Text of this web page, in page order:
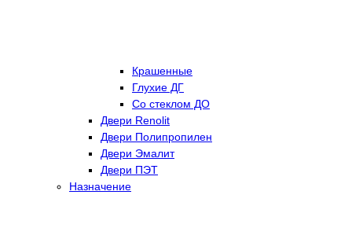
Крашенные
Глухие ДГ
Со стеклом ДО
Двери Renolit
Двери Полипропилен
Двери Эмалит
Двери ПЭТ
Назначение